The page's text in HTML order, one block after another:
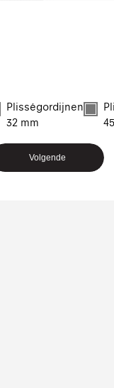
Plisségordijnen
32 mm
Volgende